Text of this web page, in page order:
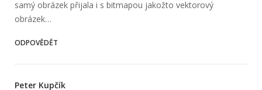
samý obrázek přijala i s bitmapou jakožto vektorový
obrázek…
ODPOVĚDĚT
Peter Kupčík